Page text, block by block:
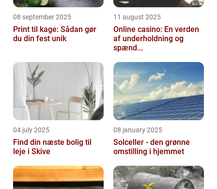
08 september 2025
Print til kage: Sådan gør
du din fest unik
11 august 2025
Online casino: En verden
af underholdning og
spænd...
04 july 2025
Find din næste bolig til
leje i Skive
08 january 2025
Solceller - den grønne
omstilling i hjemmet